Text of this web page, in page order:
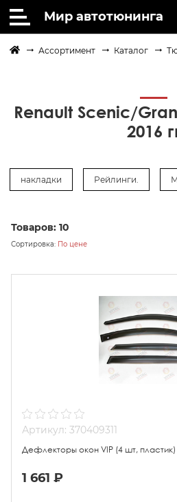
Мир автотюнинга
Ассортимент Каталог
Renault Scenic/
2016
накладки Рейлинги.
Товаров: 10
Сортировка: По цене
Артикул: 370409311
Дефлекторы окон VIP (4 шт,
1 661 ₽